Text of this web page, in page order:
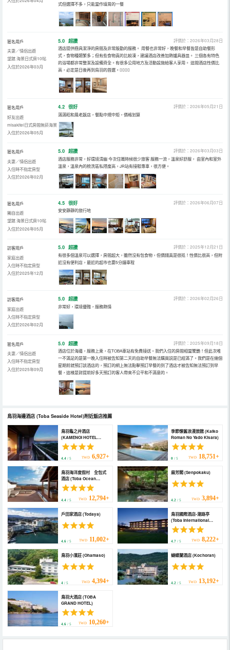
式但選擇不多，只能當作填胃的一餐
匿名用戶
夫妻／情侶出遊
望館 海景日式房10帖
入住於2026年03月
5.0 超讚
評價於：2026年03月28日
酒店提供極具潔淨的房間及非常殷勤的服務。 用餐也非常好，晚餐和早餐皆是自助餐形
式，食物種類繁多；但有些食物真的比較凍，建議酒店改善加熱爐具器皿。 三個各有特色
的浴場都非常整潔及設備齊全。有很多公用地方及活動設施給客人享用。 這間酒店性價比
高，必定是日後再到鳥羽的首選。👍🏻👍🏻
匿名用戶
好友出遊
misakitei日式房間無菸海景
入住於2026年05月
4.2 很好
評價於：2026年05月21日
滿滿昭和風老飯店，餐點中規中矩，價格划算
匿名用戶
夫妻／情侶出遊
入住時不指定房型
入住於2026年02月
5.0 超讚
評價於：2026年03月03日
酒店服務非常，好環境清幽 今次住嘅時候很少旅客 服務一流，溫泉好舒服， 由室內和室外
溫泉，溫泉內的梳洗區私隱度高，JR站有接駁專車，很方便。
匿名用戶
獨自出遊
望館 海景日式房10帖
入住於2026年05月
4.5 很好
評價於：2026年06月07日
安安靜靜的旅行地
訪客用戶
家庭出遊
入住時不指定房型
入住於2025年12月
5.0 超讚
評價於：2025年12月21日
有很多個溫泉可以選擇，房間超大，雖然沒有包食物，但價錢真是很抵！性價比很高，但附
近沒有便利店，最近的超市也要5分鐘車程
訪客用戶
家庭出遊
入住時不指定房型
入住於2026年02月
5.0 超讚
評價於：2026年02月26日
非常好，環境優雅，服務熱情
匿名用戶
夫妻／情侶出遊
入住時不指定房型
入住於2025年09月
5.0 超讚
評價於：2025年09月18日
酒店位於海邊，服務上乘，在TOBA車站有免費接送。我們入住的房間相當驚艷！但此次唯
一不滿足的是第一晚入住時被告知第二天的自助早餐無法購買説是已經滿了。我們是在幾個
星期前就預訂該酒店的，預訂的網上無法點擊預訂早餐的到了酒店才被告知無法預訂到早
餐，這樣是對提前好多天預訂的客人帶來不公平和不滿意的。
鳥羽海邊酒店(Toba Seaside Hotel)附近飯店推薦
鳥羽龜之井酒店
(KAMENOI HOTEL
TOBA)
4.4 / 5 TWD 6,927+
季節懷舊浪漫旅館 (Kaiko
Roman No Yado Kisara)
0/ 5 TWD 18,751+
鳥羽海洋度假村 全包式
酒店 (Toba Ocean
Resort All-Inclusive
Hotel)
4.4 / 5 TWD 12,794+
扇芳閣 (Senpokaku)
4.2/ 5 TWD 3,894+
戶田家酒店 (Todaya)
4.6 / 5 TWD 11,002+
鳥羽國際酒店-潮路亭
(Toba International
Hotel Shiojitei)
4.7/ 5 TWD 8,222+
鳥羽小濱莊 (Ohamaso)
4 / 5 TWD 4,394+
蝴蝶蘭酒店 (Kochoran)
4.2/ 5 TWD 13,192+
鳥羽大酒店 (TOBA
GRAND HOTEL)
4.6 / 5 TWD 10,260+